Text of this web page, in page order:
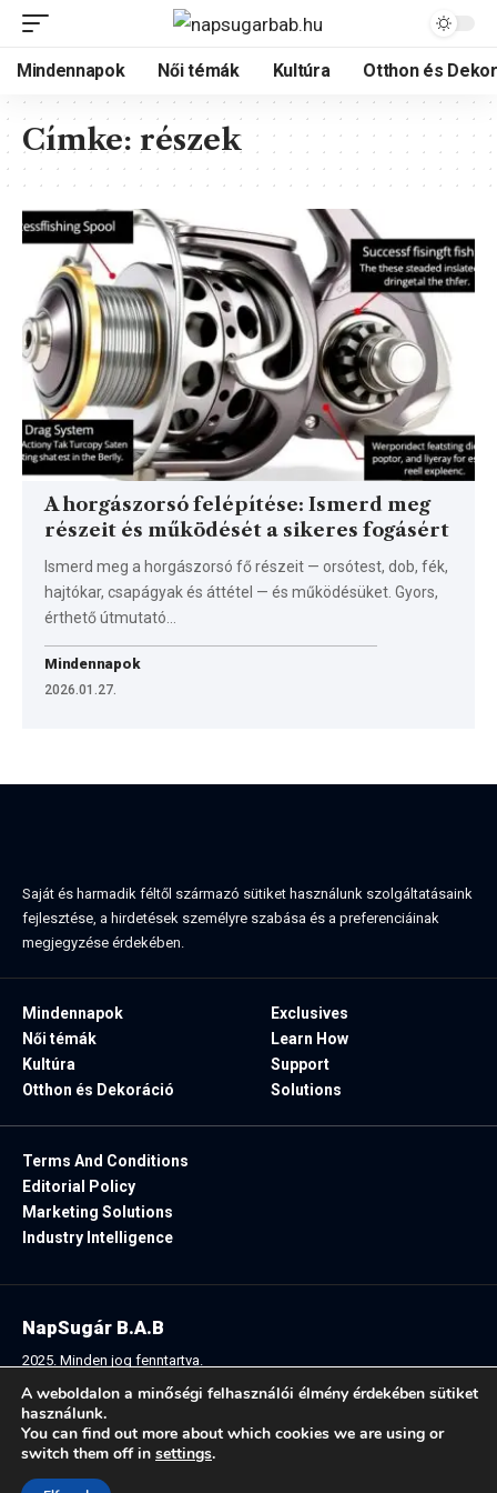
Mindennapok Női témák Kultúra Otthon és
Címke: részek
A horgászorsó felépítése: Ismerd meg
részeit és működését a sikeres fogásért
Ismerd meg a horgászorsó fő részeit — orsótest, dob, fék,
hajtókar, csapágyak és áttétel — és működésüket. Gyors,
érthető útmutató…
Mindennapok
2026.01.27.
Saját és harmadik féltől származó sütiket használunk szolgáltatásaink
fejlesztése, a hirdetések személyre szabása és a preferenciáinak
megjegyzése érdekében.
Mindennapok
Női témák
Kultúra
Otthon és Dekoráció
Exclusives
Learn How
Support
Solutions
Terms And Conditions
Editorial Policy
Marketing Solutions
Industry Intelligence
Follow US:
NapSugár B.A.B
2025. Minden jog fenntartva.
A weboldalon a minőségi felhasználói élmény érdekében sütiket
használunk.
You can find out more about which cookies we are using or
switch them off in settings.